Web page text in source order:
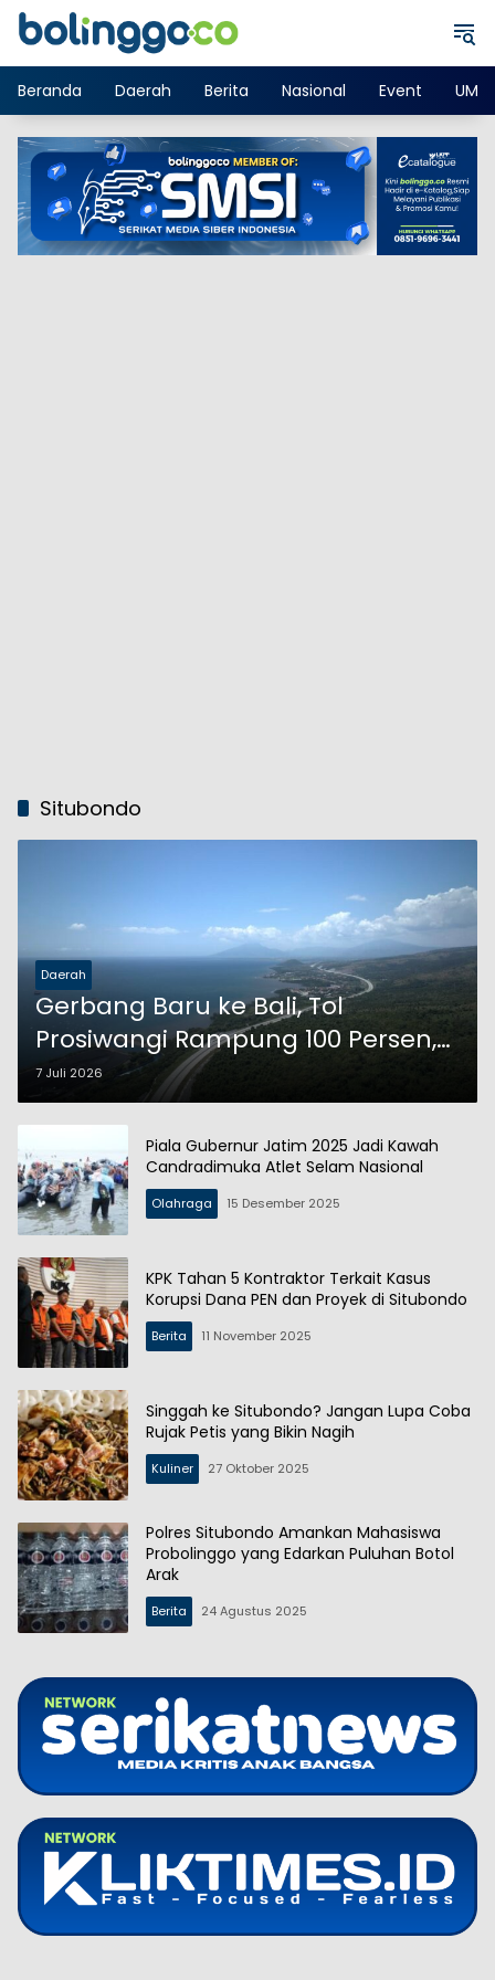
Langsung
Beranda
Daerah Berita Nasional Event
Situbondo
Daerah
Gerbang Baru ke Bali, Tol
Prosiwangi Rampung 100 Persen,
Tinggal Selangkah Menuju
Operasi
7 Juli 2026
Piala Gubernur Jatim 2025 Jadi Kawah
Candradimuka Atlet Selam Nasional
Olahraga 15 Desember 2025
KPK Tahan 5 Kontraktor Terkait Kasus
Korupsi Dana PEN dan Proyek di Situbondo
Berita 11 November 2025
Singgah ke Situbondo? Jangan Lupa Coba
Rujak Petis yang Bikin Nagih
Kuliner 27 Oktober 2025
Polres Situbondo Amankan Mahasiswa
Probolinggo yang Edarkan Puluhan Botol
Arak
Berita 24 Agustus 2025